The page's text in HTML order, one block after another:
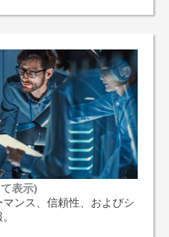
表示)
ンス、信頼性、およびシ